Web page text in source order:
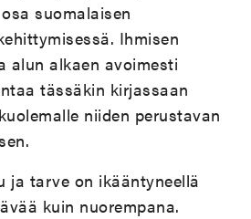
suomalaisen
Ihmisen
alun alkaen avoimesti
tässäkin kirjassaan
niiden perustavan
ja tarve on ikääntyneellä
kuin nuorempana.